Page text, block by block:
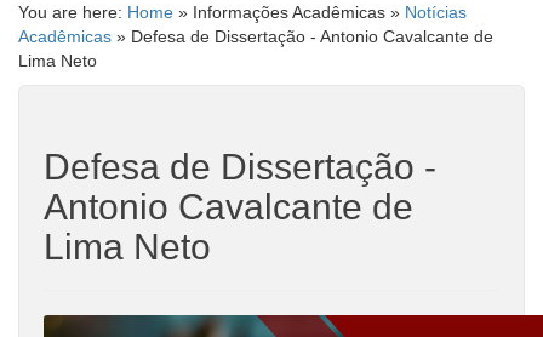
You are here: Home » Informações Acadêmicas » Notícias
Acadêmicas » Defesa de Dissertação - Antonio Cavalcante de
Lima Neto
Defesa de Dissertação -
Antonio Cavalcante de
Lima Neto